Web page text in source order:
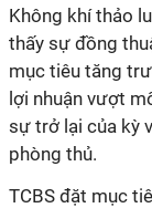
Không khí thảo
thấy sự đồng
mục tiêu tăng
lợi nhuận vượt
sự trở lại của kỳ
phòng thủ.
TCBS đặt mục